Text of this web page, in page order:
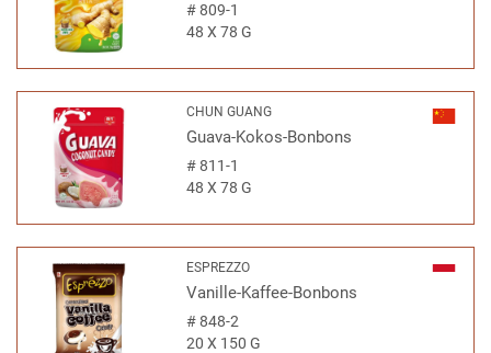
#809-1
48 X 78 G
CHUN GUANG
Guava-Kokos-Bonbons
#811-1
48 X 78 G
ESPREZZO
Vanille-Kaffee-Bonbons
#848-2
20 X 150 G